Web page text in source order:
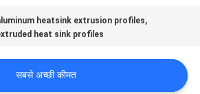
heatsink extrusion profiles,
heat sink profiles
सबसे अच्छी कीमत